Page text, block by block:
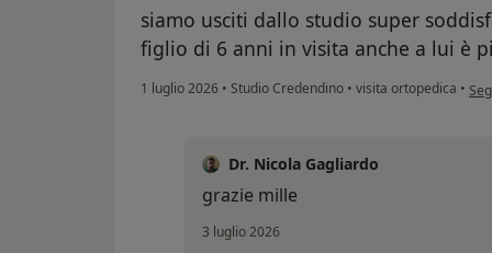
siamo usciti dallo studio super
figlio di 6 anni in visita anche a lui è
1 luglio 2026 • Studio Credendino • visita ortopedica •
Dr. Nicola Gagliardo
grazie mille
3 luglio 2026